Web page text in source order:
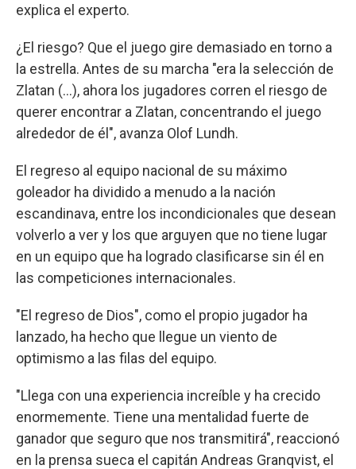
explica el experto.
¿El riesgo? Que el juego gire demasiado en torno a
la estrella. Antes de su marcha "era la selección de
Zlatan (...), ahora los jugadores corren el riesgo de
querer encontrar a Zlatan, concentrando el juego
alrededor de él", avanza Olof Lundh.
El regreso al equipo nacional de su máximo
goleador ha dividido a menudo a la nación
escandinava, entre los incondicionales que desean
volverlo a ver y los que arguyen que no tiene lugar
en un equipo que ha logrado clasificarse sin él en
las competiciones internacionales.
"El regreso de Dios", como el propio jugador ha
lanzado, ha hecho que llegue un viento de
optimismo a las filas del equipo.
"Llega con una experiencia increíble y ha crecido
enormemente. Tiene una mentalidad fuerte de
ganador que seguro que nos transmitirá", reaccionó
en la prensa sueca el capitán Andreas Granqvist, el